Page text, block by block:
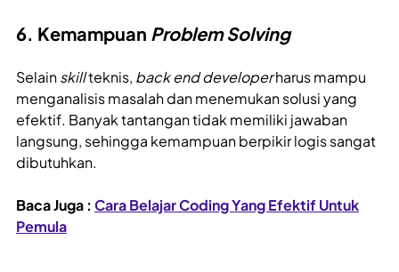
6. Kemampuan Problem Solving
Selainskillteknis, back end developerharus mampu
menganalisis masalah dan menemukan solusi yang
efektif. Banyak tantangan tidak memiliki jawaban
langsung, sehingga kemampuan berpikir logis sangat
dibutuhkan.
Baca Juga : Cara Belajar Coding Yang Efektif Untuk
Pemula